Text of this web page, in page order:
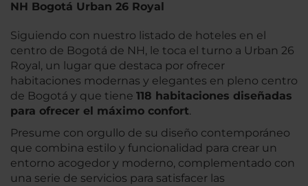
NH Bogotá Urban 26 Royal
Siguiendo con nuestro listado de hoteles en el
centro de Bogotá de NH, le toca el turno a Urban 26
Royal, un lugar que destaca por ofrecer
habitaciones modernas y elegantes en pleno centro
de Bogotá y que tiene 118 habitaciones diseñadas
para ofrecer el máximo confort.
Presume con orgullo de su diseño contemporáneo
que combina estilo y funcionalidad para crear un
entorno acogedor y moderno, complementado con
una serie de servicios para satisfacer las